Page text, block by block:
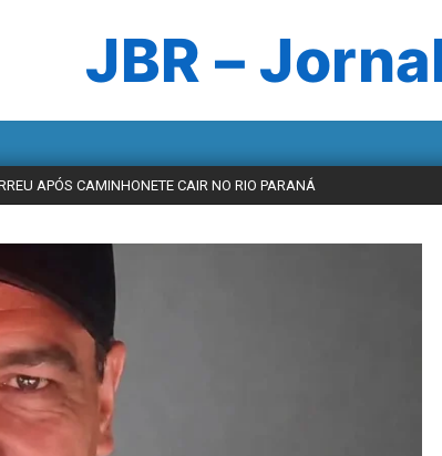
JBR –
APÓS CAMINHONETE CAIR NO RIO PARANÁ